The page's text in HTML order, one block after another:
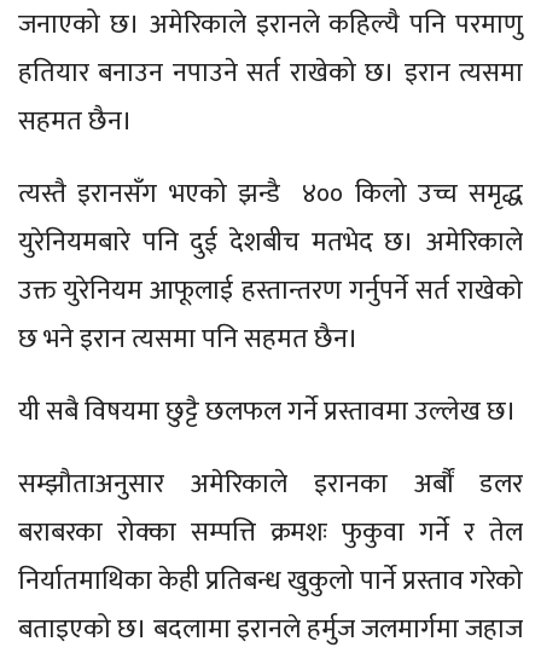
जनाएको छ। अमेरिकाले इरानले कहिल्यै पनि परमाणु
हतियार बनाउन नपाउने सर्त राखेको छ। इरान त्यसमा
सहमत छैन।
त्यस्तै इरानसँग भएको झन्डै ४०० किलो उच्च समृद्ध
युरेनियमबारे पनि दुई देशबीच मतभेद छ। अमेरिकाले
उक्त युरेनियम आफूलाई हस्तान्तरण गर्नुपर्ने सर्त राखेको
छ भने इरान त्यसमा पनि सहमत छैन।
यी सबै विषयमा छुट्टै छलफल गर्ने प्रस्तावमा उल्लेख छ।
सम्झौताअनुसार अमेरिकाले इरानका अर्बौं डलर
बराबरका रोक्का सम्पत्ति क्रमशः फुकुवा गर्ने र तेल
निर्यातमाथिका केही प्रतिबन्ध खुकुलो पार्ने प्रस्ताव गरेको
बताइएको छ। बदलामा इरानले हर्मुज जलमार्गमा जहाज